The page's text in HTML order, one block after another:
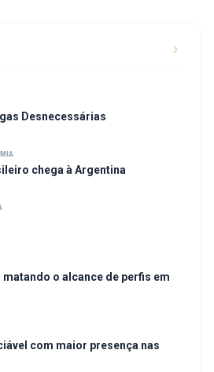
Desnecessárias
chega à Argentina
o alcance de perfis em
com maior presença nas